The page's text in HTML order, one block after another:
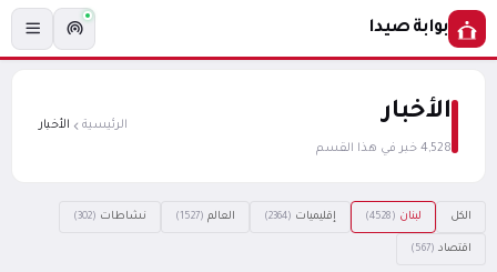
بوابة صيدا
الأخبار
4,528 خبر في هذا القسم
الرئيسية الأخبار
الكل لبنان (4528) إقليميات (2364) العالم (1527) نشاطات (302)
اقتصاد (567)